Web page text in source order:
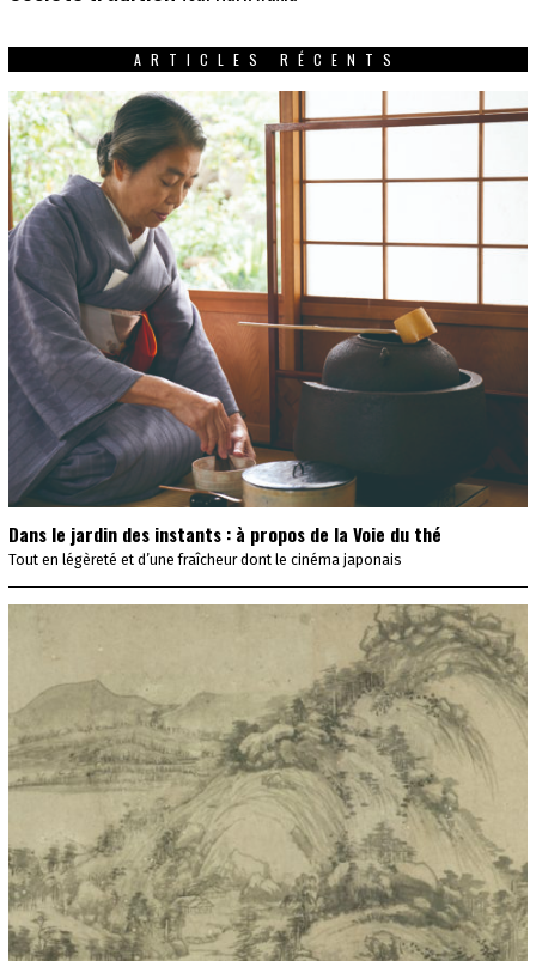
ARTICLES RÉCENTS
Dans le jardin des instants : à propos de la Voie du thé
Tout en légèreté et d’une fraîcheur dont le cinéma japonais